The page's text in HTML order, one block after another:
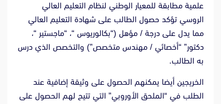
علمية مطابقة للمعيار الوطني لنظام التعليم العالي
الروسي تؤكد حصول الطالب على شهادة التعليم العالي
مما يدل على درجة / مؤهل (“بكالوريوس “، “ماجستير “،
دكتور” “أخصائي / مهندس متخصص”) والتخصص الذي درس
به الطالب.
الخريجين أيضا يمكنهم الحصول على وثيقة إضافية عند
الطلب في “الملحق الأوروبي” التي تتيح لهم الحصول على